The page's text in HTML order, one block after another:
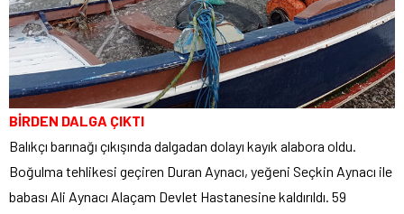
BİRDEN DALGA ÇIKTI
Balıkçı barınağı çıkışında dalgadan dolayı kayık alabora oldu.
Boğulma tehlikesi geçiren Duran Aynacı, yeğeni Seçkin Aynacı ile
babası Ali Aynacı Alaçam Devlet Hastanesine kaldırıldı. 59